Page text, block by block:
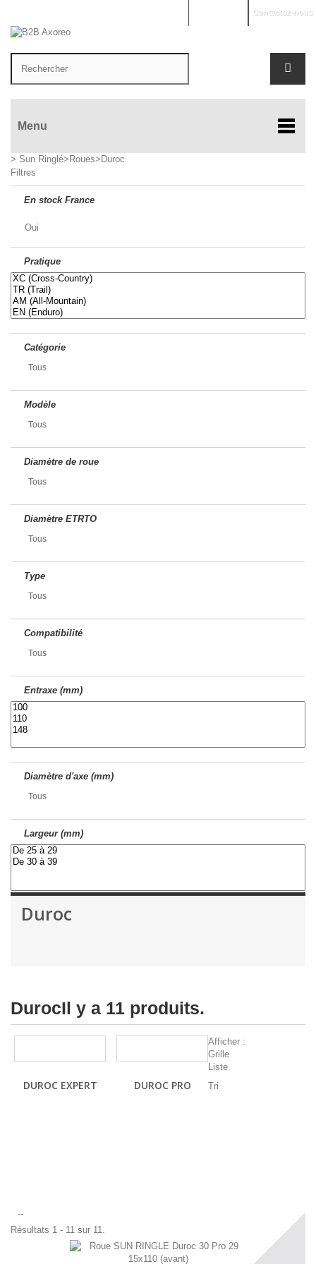
Contactez-nous
Menu
> Sun Ringlé> Roues> Duroc
Filtres
En stock France
Oui
Pratique
Catégorie
Tous
Modèle
Tous
Diamètre de roue
Tous
Diamètre ETRTO
Tous
Type
Tous
Compatibilité
Tous
Entraxe (mm)
Diamètre d'axe (mm)
Tous
Largeur (mm)
Duroc
DurocIl y a 11 produits.
DUROC EXPERT DUROC PRO
Afficher :
Grille
Liste
Tri
--
Résultats 1 - 11 sur 11.